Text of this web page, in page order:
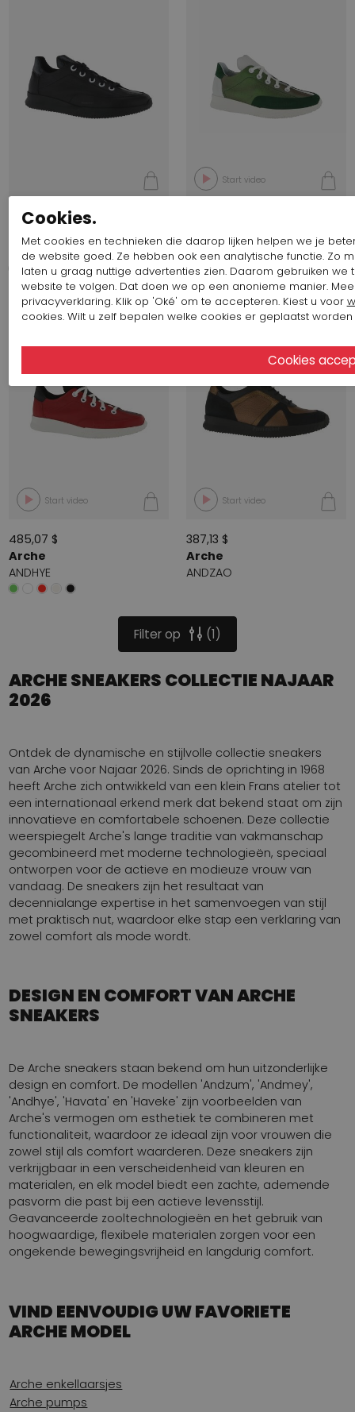
485,07 $
Arche
ANDHYE
Start video
Arche
ANDHYE
Start video
485,07 $
Arche
ANDHYE
Start video
387,13 $
Arche
ANDZAO
Filter op 1
ARCHE SNEAKERS COLLECTIE NAJAAR
2026
Ontdek de dynamische en stijlvolle collectie sneakers
van Arche voor Najaar 2026. Sinds de oprichting in 1968
heeft Arche zich ontwikkeld van een klein Frans atelier tot
een internationaal erkend merk dat bekend staat om zijn
innovatieve en comfortabele schoenen. Deze collectie
weerspiegelt Arche's lange traditie van vakmanschap
gecombineerd met moderne technologieën, speciaal
ontworpen voor de actieve en modieuze vrouw van
vandaag. De sneakers zijn het resultaat van
decennialange expertise in het samenvoegen van stijl
met praktisch nut, waardoor elke stap een verklaring van
zowel comfort als mode wordt.
DESIGN EN COMFORT VAN ARCHE
SNEAKERS
De Arche sneakers staan bekend om hun uitzonderlijke
design en comfort. De modellen 'Andzum', 'Andmey',
'Andhye', 'Havata' en 'Haveke' zijn voorbeelden van
Arche's vermogen om esthetiek te combineren met
functionaliteit, waardoor ze ideaal zijn voor vrouwen die
zowel stijl als comfort waarderen. Deze sneakers zijn
verkrijgbaar in een verscheidenheid van kleuren en
materialen, en elk model biedt een zachte, ademende
pasvorm die past bij een actieve levensstijl.
Geavanceerde zooltechnologieën en het gebruik van
hoogwaardige, flexibele materialen zorgen voor een
ongekende bewegingsvrijheid en langdurig comfort.
VIND EENVOUDIG UW FAVORIETE
ARCHE MODEL
Arche enkellaarsjes
Arche pumps
Cookies.
Met cookies en technieken die daarop lijken helpen we je
de website goed. Ze hebben ook een analytische functie. Zo
laten u graag nuttige advertenties zien. Daarom gebruiken
website te volgen. Dat doen we op een anonieme manier.
privacyverklaring. Klik op 'Oké' om te accepteren. Kiest u voor
cookies. Wilt u zelf bepalen welke cookies er geplaatst